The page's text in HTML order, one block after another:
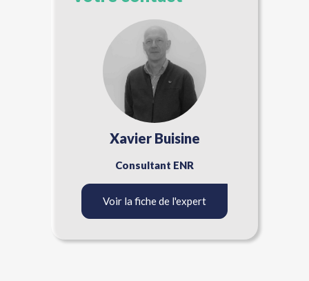
Xavier Buisine
Consultant ENR
Voir la fiche de l'expert